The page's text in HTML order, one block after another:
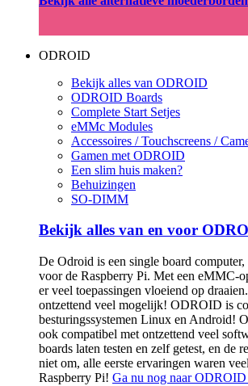
ODROID
Bekijk alles van ODROID
ODROID Boards
Complete Start Setjes
eMMc Modules
Accessoires / Touchscreens /
Gamen met ODROID
Een slim huis maken?
Behuizingen
SO-DIMM
Bekijk alles van en voor
De Odroid is een single board computer,
voor de Raspberry Pi. Met een eMMC-
er veel toepassingen vloeiend op
ontzettend veel mogelijk! ODROID is
besturingssystemen Linux en Android!
ook compatibel met ontzettend veel
boards laten testen en zelf getest, en de
niet om, alle eerste ervaringen waren
Raspberry Pi! Ga nu nog naar